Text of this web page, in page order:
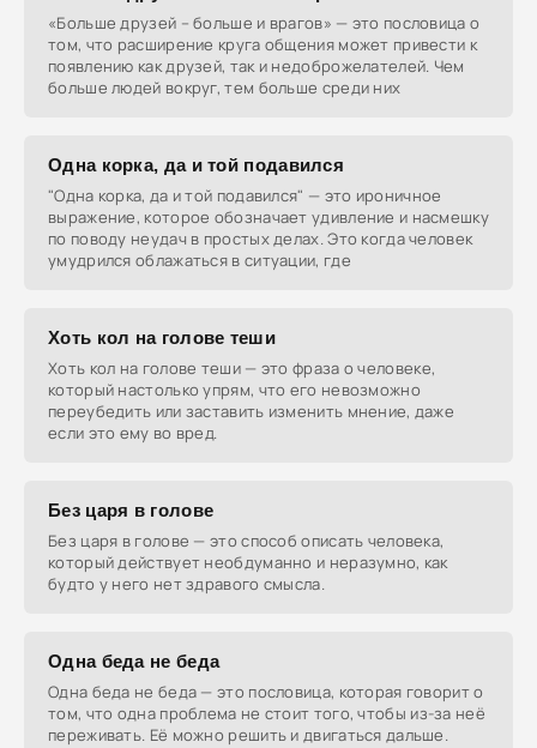
«Больше друзей – больше и врагов» — это пословица о
том, что расширение круга общения может привести к
появлению как друзей, так и недоброжелателей. Чем
больше людей вокруг, тем больше среди них
Одна корка, да и той подавился
"Одна корка, да и той подавился" — это ироничное
выражение, которое обозначает удивление и насмешку
по поводу неудач в простых делах. Это когда человек
умудрился облажаться в ситуации, где
Хоть кол на голове теши
Хоть кол на голове теши — это фраза о человеке,
который настолько упрям, что его невозможно
переубедить или заставить изменить мнение, даже
если это ему во вред.
Без царя в голове
Без царя в голове — это способ описать человека,
который действует необдуманно и неразумно, как
будто у него нет здравого смысла.
Одна беда не беда
Одна беда не беда — это пословица, которая говорит о
том, что одна проблема не стоит того, чтобы из-за неё
переживать. Её можно решить и двигаться дальше.